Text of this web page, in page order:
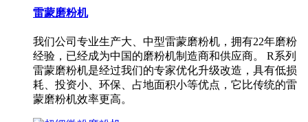
雷蒙磨粉机
我们公司专业生产大、中型雷蒙磨粉机，拥有22年磨粉
经验，已经成为中国的磨粉机制造商和供应商。 R系列
雷蒙磨粉机是经过我们的专家优化升级改造，具有低损
耗、投资小、环保、占地面积小等优点，它比传统的雷
蒙磨粉机效率更高。